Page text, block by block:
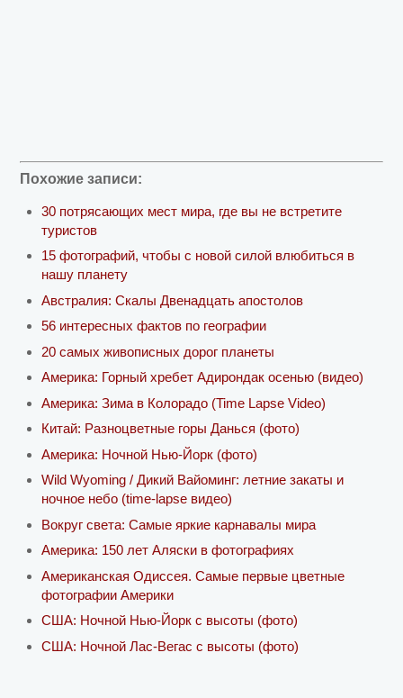
Похожие записи:
30 потрясающих мест мира, где вы не встретите
туристов
15 фотографий, чтобы с новой силой влюбиться в
нашу планету
Австралия: Скалы Двенадцать апостолов
56 интересных фактов по географии
20 самых живописных дорог планеты
Америка: Горный хребет Адирондак осенью (видео)
Америка: Зима в Колорадо (Time Lapse Video)
Китай: Разноцветные горы Данься (фото)
Америка: Ночной Нью-Йорк (фото)
Wild Wyoming / Дикий Вайоминг: летние закаты и
ночное небо (time-lapse видео)
Вокруг света: Самые яркие карнавалы мира
Америка: 150 лет Аляски в фотографиях
Американская Одиссея. Самые первые цветные
фотографии Америки
США: Ночной Нью-Йорк с высоты (фото)
США: Ночной Лас-Вегас с высоты (фото)